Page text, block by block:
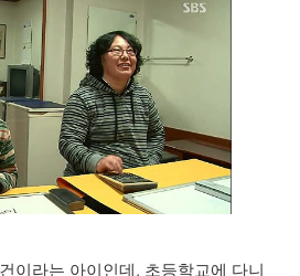
이라는 아이인데, 초등학교에 다니